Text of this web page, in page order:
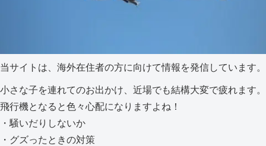
当サイトは、海外在住者の方に向けて情報を発信しています。
小さな子を連れてのお出かけ、近場でも結構大変で疲れます。
飛行機となると色々心配になりますよね！
・騒いだりしないか
・グズったときの対策